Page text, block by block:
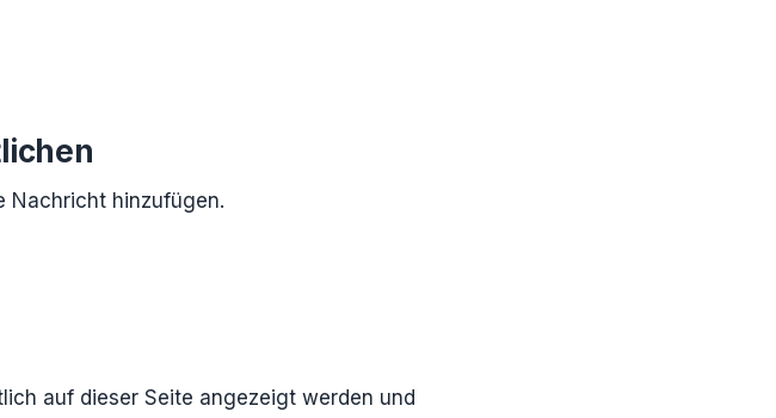
Nachricht hinzufügen.
auf dieser Seite angezeigt werden und